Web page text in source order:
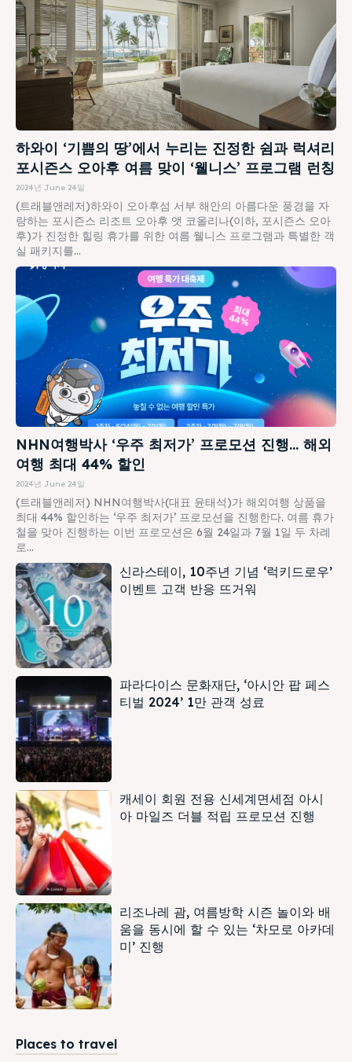
하와이 ‘기쁨의 땅’에서 누리는 진정한 쉼과 럭셔리
포시즌스 오아후 여름 맞이 ‘웰니스’ 프로그램 런칭
2024년 June 24일
(트래블앤레저)하와이 오아후섬 서부 해안의 아름다운 풍경을 자
랑하는 포시즌스 리조트 오아후 앳 코올리나(이하, 포시즌스 오아
후)가 진정한 힐링 휴가를 위한 여름 웰니스 프로그램과 특별한 객
실 패키지를...
NHN여행박사 ‘우주 최저가’ 프로모션 진행… 해외
여행 최대 44% 할인
2024년 June 24일
(트래블앤레저) NHN여행박사(대표 윤태석)가 해외여행 상품을
최대 44% 할인하는 ‘우주 최저가’ 프로모션을 진행한다. 여름 휴가
철을 맞아 진행하는 이번 프로모션은 6월 24일과 7월 1일 두 차례
로...
신라스테이, 10주년 기념 ‘럭키드로우’
이벤트 고객 반응 뜨거워
파라다이스 문화재단, ‘아시안 팝 페스
티벌 2024’ 1만 관객 성료
캐세이 회원 전용 신세계면세점 아시
아 마일즈 더블 적립 프로모션 진행
리조나레 괌, 여름방학 시즌 놀이와 배
움을 동시에 할 수 있는 ‘차모로 아카데
미’ 진행
Places to travel